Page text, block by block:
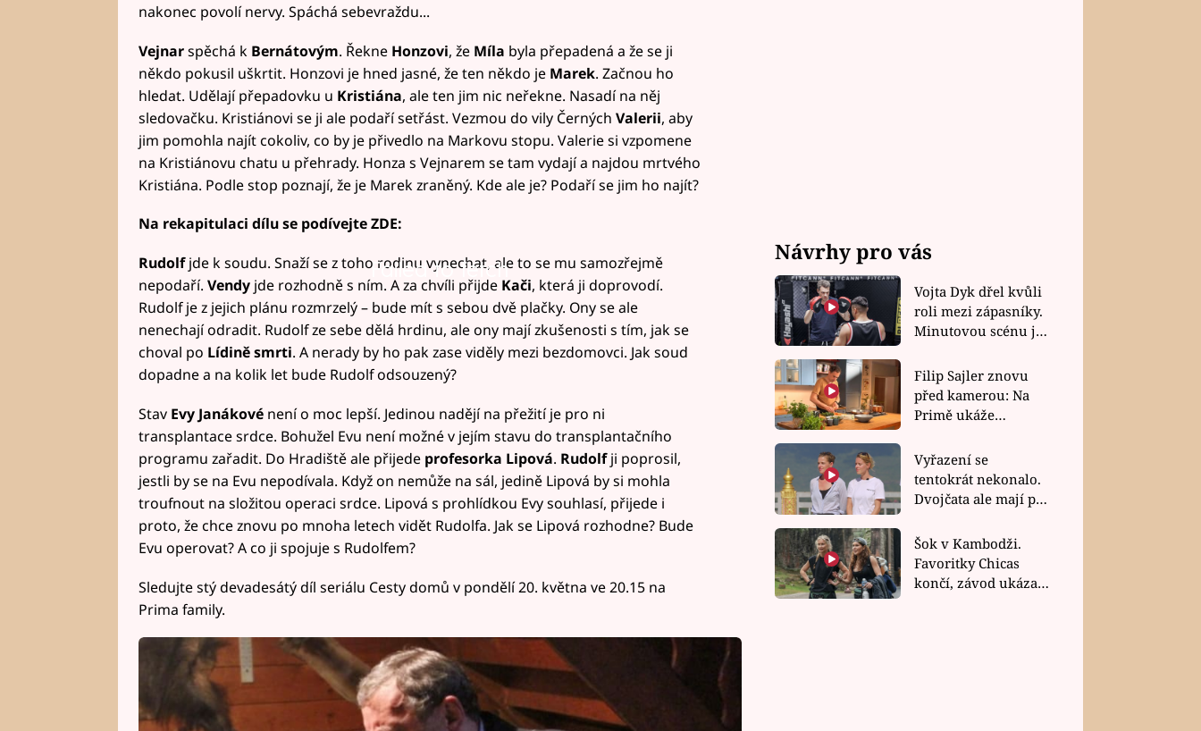
nakonec povolí nervy. Spáchá sebevraždu...
Vejnarspěchá k Bernátovým. Řekne Honzovi, že Míla byla přepadená a že se ji
někdo pokusil uškrtit. Honzovi je hned jasné, že ten někdo je Marek. Začnou ho
hledat. Udělají přepadovku u Kristiána, ale ten jim nic neřekne. Nasadí na něj
sledovačku. Kristiánovi se ji ale podaří setřást. Vezmou do vily Černých Valerii, aby
jim pomohla najít cokoliv, co by je přivedlo na Markovu stopu. Valerie si vzpomene
na Kristiánovu chatu u přehrady. Honza s Vejnarem se tam vydají a najdou mrtvého
Kristiána. Podle stop poznají, že je Marek zraněný. Kde ale je? Podaří se jim ho najít?
Na rekapitulaci dílu se podívejte ZDE:
Failed to fetch
Rudolfjde k soudu. Snaží se z toho rodinu vynechat, ale to se mu samozřejmě
nepodaří. Vendyjde rozhodně s ním. A za chvíli přijde Kači, která ji doprovodí.
Rudolf je z jejich plánu rozmrzelý – bude mít s sebou dvě plačky. Ony se ale
nenechají odradit. Rudolf ze sebe dělá hrdinu, ale ony mají zkušenosti s tím, jak se
choval po Lídině smrti. A nerady by ho pak zase viděly mezi bezdomovci. Jak soud
dopadne a na kolik let bude Rudolf odsouzený?
Stav Evy Janákovénení o moc lepší. Jedinou nadějí na přežití je pro ni
transplantace srdce. Bohužel Evu není možné v jejím stavu do transplantačního
programu zařadit. Do Hradiště ale přijede profesorka Lipová. Rudolfji poprosil,
jestli by se na Evu nepodívala. Když on nemůže na sál, jedině Lipová by si mohla
troufnout na složitou operaci srdce. Lipová s prohlídkou Evy souhlasí, přijede i
proto, že chce znovu po mnoha letech vidět Rudolfa. Jak se Lipová rozhodne? Bude
Evu operovat? A co ji spojuje s Rudolfem?
Sledujte stý devadesátý díl seriálu Cesty domů v pondělí 20. května ve 20.15 na
Prima family.
Návrhy pro vás
Vojta Dyk dřel kvůli
roli mezi zápasníky.
Minutovou scénu jel
Filip Sajler znovu
před kamerou: Na
Primě ukáže
rychlé recepty
Vyřazení se
tentokrát nekonalo.
Dvojčata ale mají po
závodu nůž na krku
Šok v Kambodži.
Favoritky Chicas
končí, závod ukázal